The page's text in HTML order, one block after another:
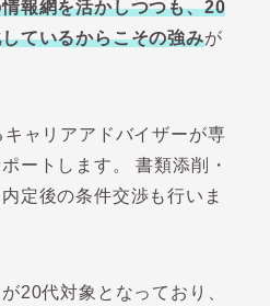
報網を活かしつつも、20
ているからこその強みが
ャリアアドバイザーが専
ートします。 書類添削・
定後の条件交渉も行いま
20代対象となっており、